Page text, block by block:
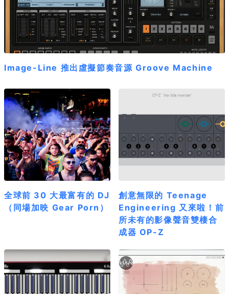
Image-Line 推出虛擬節奏音源 Groove Machine
全球前 30 大最富有的 DJ
（同場加映 Gear Porn）
創意無限的 Teenage
Engineering 又來啦！前
所未有的影像聲音雙棲合
成器 OP-Z